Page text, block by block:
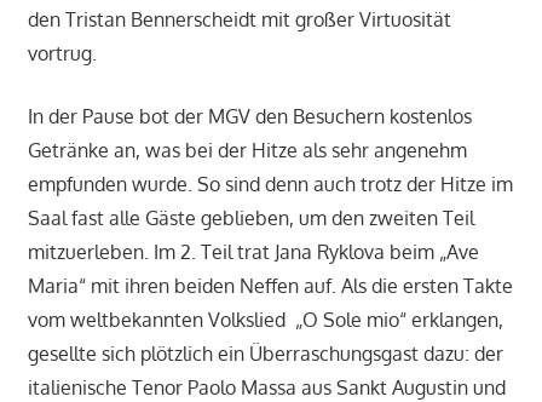
den Tristan Bennerscheidt mit großer Virtuosität
vortrug.
In der Pause bot der MGV den Besuchern kostenlos
Getränke an, was bei der Hitze als sehr angenehm
empfunden wurde. So sind denn auch trotz der Hitze im
Saal fast alle Gäste geblieben, um den zweiten Teil
mitzuerleben. Im 2. Teil trat Jana Ryklova beim „Ave
Maria“ mit ihren beiden Neffen auf. Als die ersten Takte
vom weltbekannten Volkslied „O Sole mio“ erklangen,
gesellte sich plötzlich ein Überraschungsgast dazu: der
italienische Tenor Paolo Massa aus Sankt Augustin und